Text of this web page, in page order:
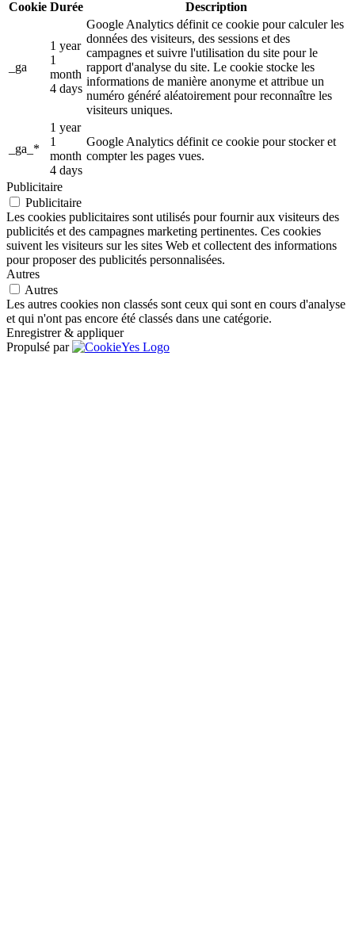
Cookie Durée Description
_ga
1 year
1
month
4 days
Google Analytics définit ce cookie pour calculer les
données des visiteurs, des sessions et des
campagnes et suivre l'utilisation du site pour le
rapport d'analyse du site. Le cookie stocke les
informations de manière anonyme et attribue un
numéro généré aléatoirement pour reconnaître les
visiteurs uniques.
_ga_*
1 year
1
month
4 days
Google Analytics définit ce cookie pour stocker et
compter les pages vues.
Publicitaire
Publicitaire
Les cookies publicitaires sont utilisés pour fournir aux visiteurs des
publicités et des campagnes marketing pertinentes. Ces cookies
suivent les visiteurs sur les sites Web et collectent des informations
pour proposer des publicités personnalisées.
Autres
Autres
Les autres cookies non classés sont ceux qui sont en cours d'analyse
et qui n'ont pas encore été classés dans une catégorie.
Enregistrer & appliquer
Propulsé par